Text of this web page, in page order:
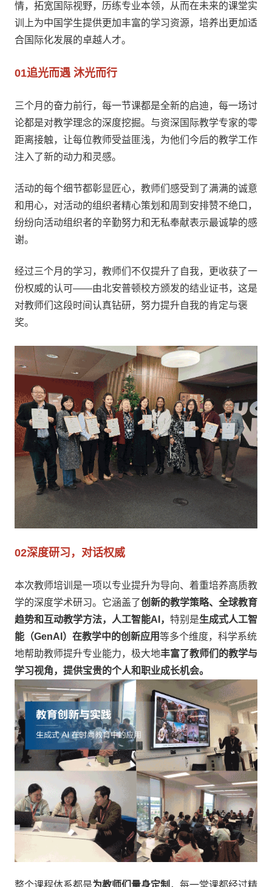
情，拓宽国际视野，历练专业本领，从而在未来的课堂实
训上为中国学生提供更加丰富的学习资源，培养出更加适
合国际化发展的卓越人才。
01追光而遇 沐光而行
三个月的奋力前行，每一节课都是全新的启迪，每一场讨
论都是对教学理念的深度挖掘。与资深国际教学专家的零
距离接触，让每位教师受益匪浅，为他们今后的教学工作
注入了新的动力和灵感。
活动的每个细节都彰显匠心，‌教师们感受到了满满的诚意
和用心，对活动的组织者精心策划和周到安排赞不绝口，
纷纷向活动组织者的辛勤努力和无私奉献表示最诚挚的感
谢。
‌经过三个月的学习，教师们不仅提升了自我，更收获了一
份权威的认可——由北安普顿校方颁发的结业证书，这是
对教师们这段时间认真钻研，努力提升自我的肯定与褒
奖。
02深度研习，对话权威
本次教师培训是一项以专业提升为导向、着重培养高质教
学的深度学术研习。它涵盖了创新的教学策略、全球教育
趋势和互动教学方法，人工智能AI， 特别是生成式人工智
能（GenAI） 在教学中的创新应用等多个维度，科学系统
地帮助教师提升专业能力，极大地丰富了教师们的教学与
学习视角，提供宝贵的个人和职业成长机会。
整个课程体系都是为教师们量身定制 ，每一堂课都经过精